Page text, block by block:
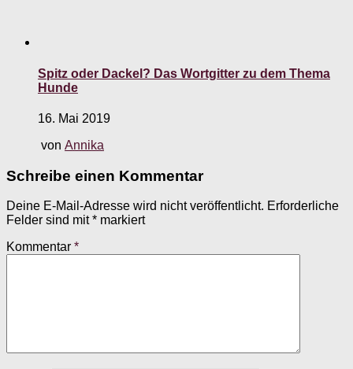
Spitz oder Dackel? Das Wortgitter zu dem Thema
Hunde
16. Mai 2019
von Annika
Schreibe einen Kommentar
Deine E-Mail-Adresse wird nicht veröffentlicht. Erforderliche
Felder sind mit* markiert
Kommentar *